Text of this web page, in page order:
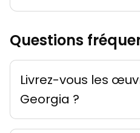
Questions
Livrez-vous les
Georgia ?